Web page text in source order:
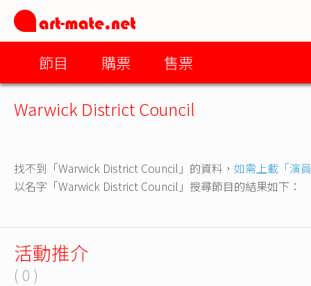
節目 購票 售票
Warwick District Council
找不到「Warwick District Council」的資料， 如需上載「演
以名字「Warwick District Council」搜尋節目的結果如下：
活動推介
( 0 )